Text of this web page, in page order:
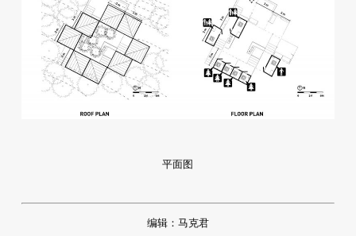
平面图
编辑：马克君